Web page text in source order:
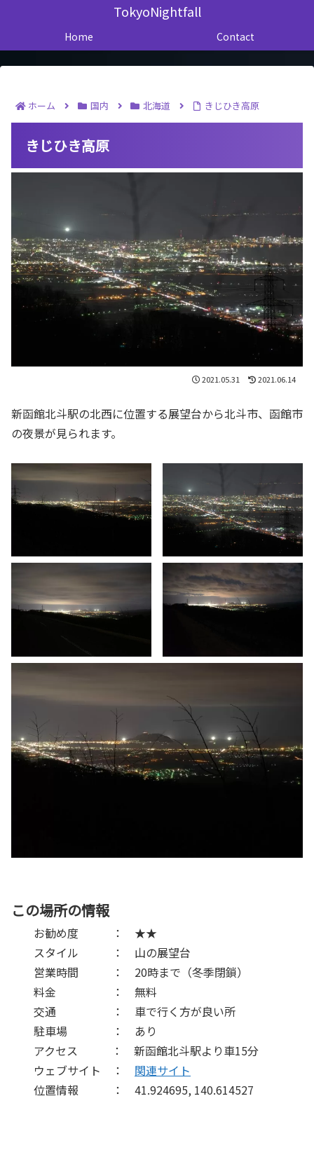
TokyoNightfall
Home Contact
ホーム 国内 北海道 きじひき高原
きじひき高原
2021.05.31 2021.06.14
新函館北斗駅の北西に位置する展望台から北斗市、函館市
の夜景が見られます。
この場所の情報
お勧め度 ： ★★
スタイル ： 山の展望台
営業時間 ： 20時まで（冬季閉鎖）
料金 ： 無料
交通 ： 車で行く方が良い所
駐車場 ： あり
アクセス ： 新函館北斗駅より車15分
ウェブサイト ： 関連サイト
位置情報 ： 41.924695, 140.614527